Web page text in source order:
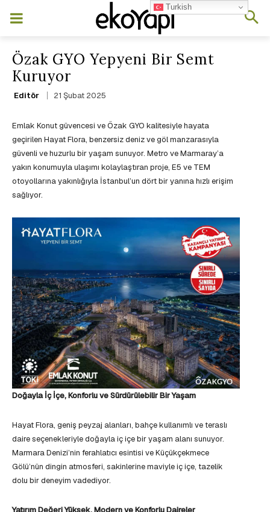
Özak GYO Yepyeni Bir Semt
Kuruyor
Editör 21 Şubat 2025
Emlak Konut güvencesi ve Özak GYO kalitesiyle hayata
geçirilen Hayat Flora, benzersiz deniz ve göl manzarasıyla
güvenli ve huzurlu bir yaşam sunuyor. Metro ve Marmaray’a
yakın konumuyla ulaşımı kolaylaştıran proje, E5 ve TEM
otoyollarına yakınlığıyla İstanbul’un dört bir yanına hızlı erişim
sağlıyor.
Doğayla İç İçe, Konforlu ve Sürdürülebilir Bir Yaşam
Hayat Flora, geniş peyzaj alanları, bahçe kullanımlı ve teraslı
daire seçenekleriyle doğayla iç içe bir yaşam alanı sunuyor.
Marmara Denizi’nin ferahlatıcı esintisi ve Küçükçekmece
Gölü’nün dingin atmosferi, sakinlerine maviyle iç içe, tazelik
dolu bir deneyim vadediyor.
Yatırım Değeri Yüksek, Modern ve Konforlu Daireler
Turkish